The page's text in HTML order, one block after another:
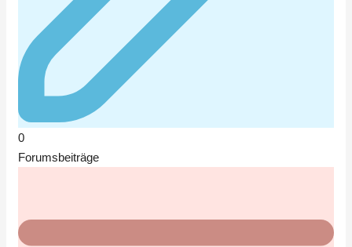
0
Forumsbeiträge